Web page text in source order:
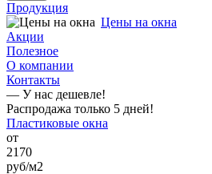
Продукция
Цены на окна
Акции
Полезное
О компании
Контакты
— У нас дешевле!
Распродажа только 5 дней!
Пластиковые окна
от
2170
руб/м2